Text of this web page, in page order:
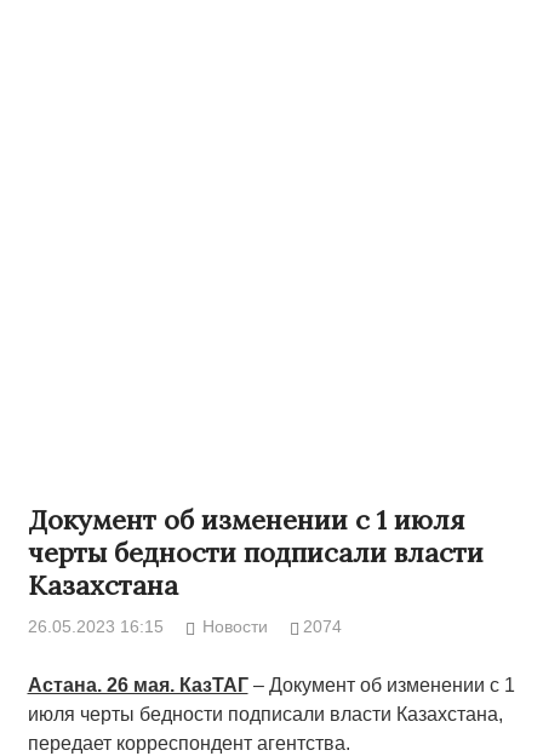
Документ об изменении с 1 июля
черты бедности подписали власти
Казахстана
26.05.2023 16:15 Новости 2074
Астана. 26 мая. КазТАГ– Документ об изменении с 1
июля черты бедности подписали власти Казахстана,
передает корреспондент агентства.